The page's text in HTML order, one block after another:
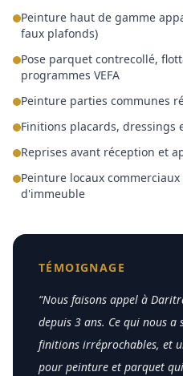
Peinture haut de gamme
faux plafonds)
Pose parquet contrecollé,
programmes VEFA
Peinture parties communes
Finitions placards, dressings
Reprises avant réception et
Peinture locaux
d'immeuble
TÉMOIGNAGE
“Nous faisons appel à
depuis 3 ans. Ce qui nous a
finitions irréprochables, et
pour peinture et parquet